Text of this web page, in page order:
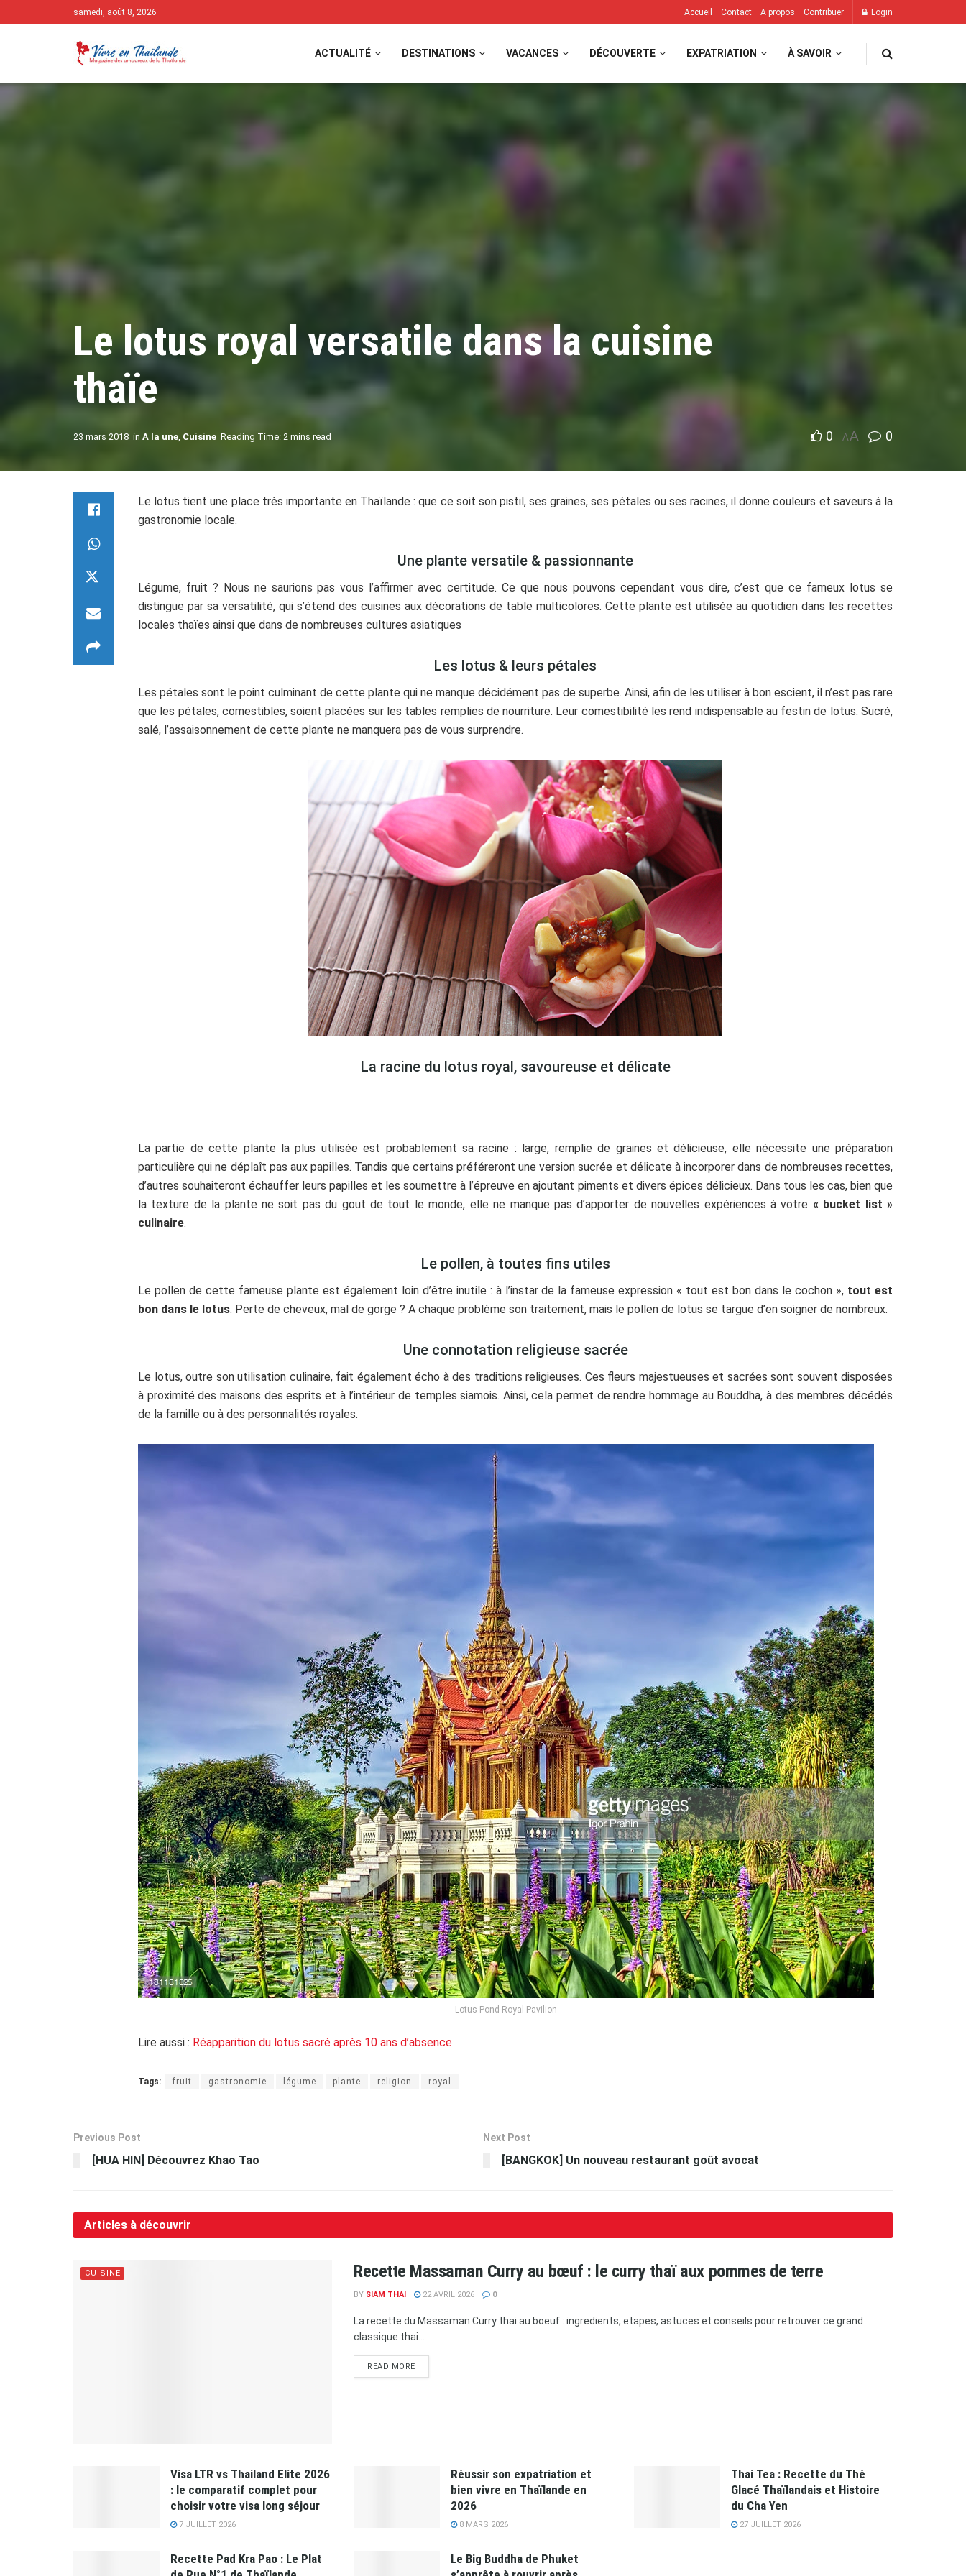
samedi, août 8, 2026 Accueil Contact A propos Contribuer Login
ACTUALITÉ DESTINATIONS VACANCES DÉCOUVERTE EXPATRIATION À SAVOIR
Le lotus royal versatile dans la cuisine
thaïe
23 mars 2018 in A la une, Cuisine Reading Time: 2 mins read 0 AA 0
Le lotus tient une place très importante en Thaïlande : que ce soit son pistil, ses graines, ses pétales ou ses racines, il donne couleurs et saveurs à la
gastronomie locale.
Une plante versatile & passionnante
Légume, fruit ? Nous ne saurions pas vous l’affirmer avec certitude. Ce que nous pouvons cependant vous dire, c’est que ce fameux lotus se
distingue par sa versatilité, qui s’étend des cuisines aux décorations de table multicolores. Cette plante est utilisée au quotidien dans les recettes
locales thaïes ainsi que dans de nombreuses cultures asiatiques
Les lotus & leurs pétales
Les pétales sont le point culminant de cette plante qui ne manque décidément pas de superbe. Ainsi, afin de les utiliser à bon escient, il n’est pas rare
que les pétales, comestibles, soient placées sur les tables remplies de nourriture. Leur comestibilité les rend indispensable au festin de lotus. Sucré,
salé, l’assaisonnement de cette plante ne manquera pas de vous surprendre.
La racine du lotus royal, savoureuse et délicate
La partie de cette plante la plus utilisée est probablement sa racine : large, remplie de graines et délicieuse, elle nécessite une préparation
particulière qui ne déplaît pas aux papilles. Tandis que certains préféreront une version sucrée et délicate à incorporer dans de nombreuses recettes,
d’autres souhaiteront échauffer leurs papilles et les soumettre à l’épreuve en ajoutant piments et divers épices délicieux. Dans tous les cas, bien que
la texture de la plante ne soit pas du gout de tout le monde, elle ne manque pas d’apporter de nouvelles expériences à votre « bucket list »
culinaire.
Le pollen, à toutes fins utiles
Le pollen de cette fameuse plante est également loin d’être inutile : à l’instar de la fameuse expression « tout est bon dans le cochon », tout est
bon dans le lotus. Perte de cheveux, mal de gorge ? A chaque problème son traitement, mais le pollen de lotus se targue d’en soigner de nombreux.
Une connotation religieuse sacrée
Le lotus, outre son utilisation culinaire, fait également écho à des traditions religieuses. Ces fleurs majestueuses et sacrées sont souvent disposées
à proximité des maisons des esprits et à l’intérieur de temples siamois. Ainsi, cela permet de rendre hommage au Bouddha, à des membres décédés
de la famille ou à des personnalités royales.
Lotus Pond Royal Pavilion
Lire aussi : Réapparition du lotus sacré après 10 ans d’absence
Tags: fruit gastronomie légume plante religion royal
Previous Post
[HUA HIN] Découvrez Khao Tao
Next Post
[BANGKOK] Un nouveau restaurant goût avocat
Articles à découvrir
CUISINE Recette Massaman Curry au bœuf : le curry thaï aux pommes de terre
BY SIAM THAI 22 AVRIL 2026 0
La recette du Massaman Curry thai au boeuf : ingredients, etapes, astuces et conseils pour retrouver ce grand
classique thai...
READ MORE
Visa LTR vs Thailand Elite 2026
: le comparatif complet pour
choisir votre visa long séjour
7 JUILLET 2026
Réussir son expatriation et
bien vivre en Thaïlande en
2026
8 MARS 2026
Thai Tea : Recette du Thé
Glacé Thaïlandais et Histoire
du Cha Yen
27 JUILLET 2026
Recette Pad Kra Pao : Le Plat
Le Big Buddha de Phuket